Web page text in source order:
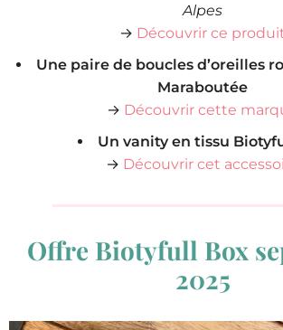
Alpes
→ Découvrir ce
Une paire de boucles d’oreilles
Maraboutée
→ Découvrir cette
Un vanity en tissu
→ Découvrir cet
Offre Biotyfull Box
2025